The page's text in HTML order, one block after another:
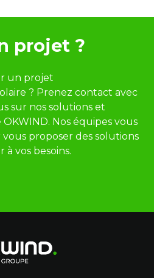
projet ?
un projet
? Prenez contact avec
sur nos solutions et
Nos équipes vous
proposer des solutions
à vos besoins.